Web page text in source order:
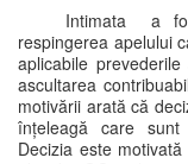
Intimata a
respingerea apelului
aplicabile
ascultarea
motivării arată că
înțeleagă care sunt
Decizia este